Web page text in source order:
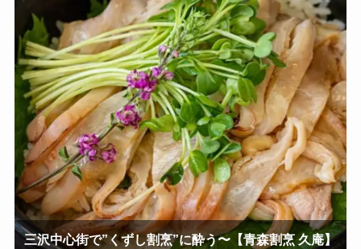
三沢中心街で”くずし割烹”に酔う〜【青森割烹 久庵】